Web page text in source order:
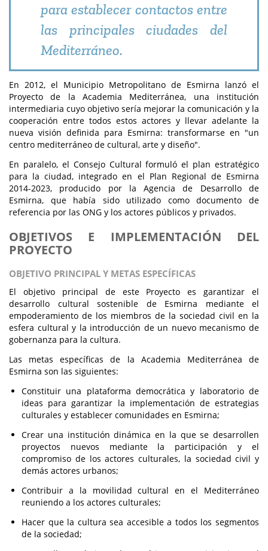
para establecer contactos entre
las principales ciudades del
Mediterráneo.
En 2012, el Municipio Metropolitano de Esmirna lanzó el
Proyecto de la Academia Mediterránea, una institución
intermediaria cuyo objetivo sería mejorar la comunicación y la
cooperación entre todos estos actores y llevar adelante la
nueva visión definida para Esmirna: transformarse en "un
centro mediterráneo de cultural, arte y diseño".
En paralelo, el Consejo Cultural formuló el plan estratégico
para la ciudad, integrado en el Plan Regional de Esmirna
2014-2023, producido por la Agencia de Desarrollo de
Esmirna, que había sido utilizado como documento de
referencia por las ONG y los actores públicos y privados.
OBJETIVOS E IMPLEMENTACIÓN DEL
PROYECTO
OBJETIVO PRINCIPAL Y METAS ESPECÍFICAS
El objetivo principal de este Proyecto es garantizar el
desarrollo cultural sostenible de Esmirna mediante el
empoderamiento de los miembros de la sociedad civil en la
esfera cultural y la introducción de un nuevo mecanismo de
gobernanza para la cultura.
Las metas específicas de la Academia Mediterránea de
Esmirna son las siguientes:
Constituir una plataforma democrática y laboratorio de
ideas para garantizar la implementación de estrategias
culturales y establecer comunidades en Esmirna;
Crear una institución dinámica en la que se desarrollen
proyectos nuevos mediante la participación y el
compromiso de los actores culturales, la sociedad civil y
demás actores urbanos;
Contribuir a la movilidad cultural en el Mediterráneo
reuniendo a los actores culturales;
Hacer que la cultura sea accesible a todos los segmentos
de la sociedad;